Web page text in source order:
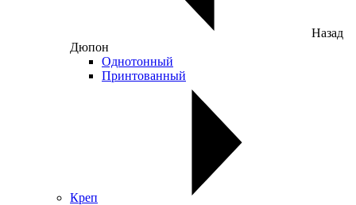
Назад
Дюпон
Однотонный
Принтованный
Креп